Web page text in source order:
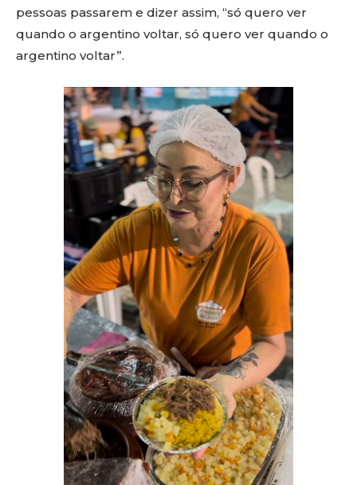
pessoas passarem e dizer assim, “só quero ver
quando o argentino voltar, só quero ver quando o
argentino voltar”.